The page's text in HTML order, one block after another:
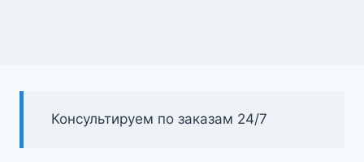
Консультируем по заказам 24/7